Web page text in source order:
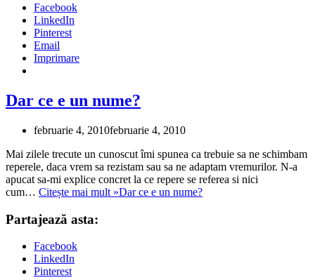
Facebook
LinkedIn
Pinterest
Email
Imprimare
Dar ce e un nume?
februarie 4, 2010februarie 4, 2010
Mai zilele trecute un cunoscut îmi spunea ca trebuie sa ne schimbam
reperele, daca vrem sa rezistam sau sa ne adaptam vremurilor. N-a
apucat sa-mi explice concret la ce repere se referea si nici
cum… Citește mai mult »Dar ce e un nume?
Partajează asta:
Facebook
LinkedIn
Pinterest